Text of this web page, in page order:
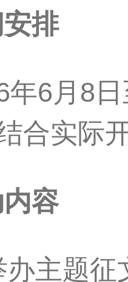
排
月8日
合实际
容
题征文